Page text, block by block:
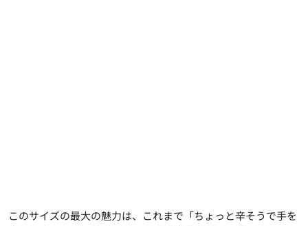
このサイズの最大の魅力は、これまで「ちょっと辛そうで手を